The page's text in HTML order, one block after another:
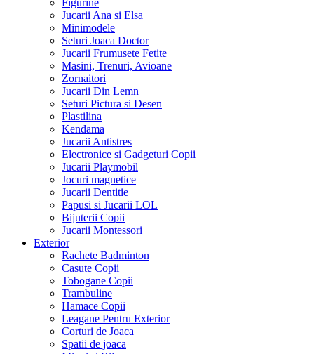
Figurine
Jucarii Ana si Elsa
Minimodele
Seturi Joaca Doctor
Jucarii Frumusete Fetite
Masini, Trenuri, Avioane
Zornaitori
Jucarii Din Lemn
Seturi Pictura si Desen
Plastilina
Kendama
Jucarii Antistres
Electronice si Gadgeturi Copii
Jucarii Playmobil
Jocuri magnetice
Jucarii Dentitie
Papusi si Jucarii LOL
Bijuterii Copii
Jucarii Montessori
Exterior
Rachete Badminton
Casute Copii
Tobogane Copii
Trambuline
Hamace Copii
Leagane Pentru Exterior
Corturi de Joaca
Spatii de joaca